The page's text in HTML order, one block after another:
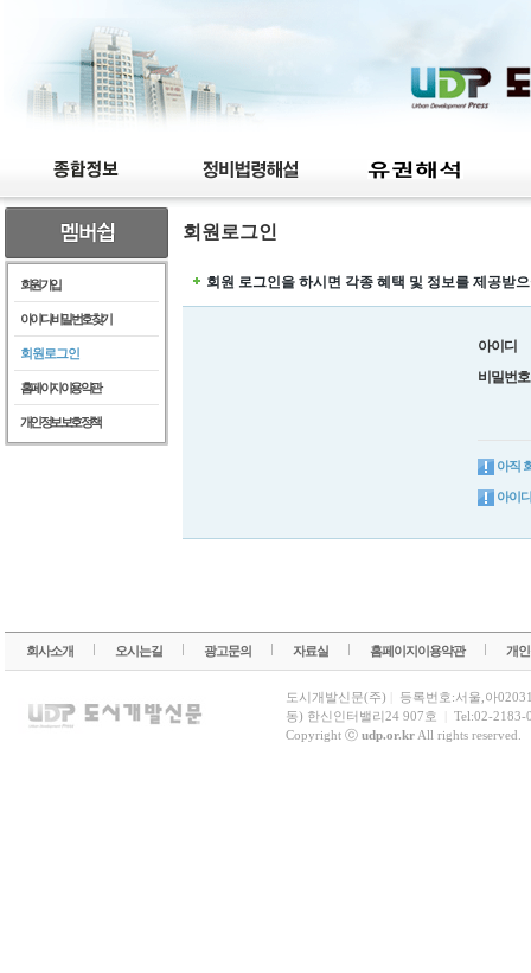
회원가입
아이디/비밀번호찾기
회원로그인
홈페이지이용약관
개인정보보호정책
회원로그인
회원 로그인을 하시면 각종 혜택 및 정보를 제공받
아이디
비밀번호
아직
아이
회사소개 오시는길 광고문의 자료실 홈페이지이용약관 개
도시개발신문(주)
등록번호:서울,아
동) 한신인터밸리24 907호
Tel:02-2183-
Copyright ⓒ udp.or.krAll rights reserved.